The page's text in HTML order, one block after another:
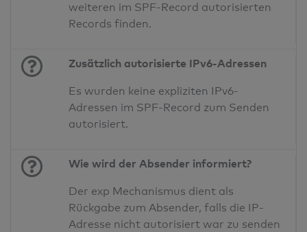
weiteren im SPF-Record autorisierten
Records finden.
Zusätzlich autorisierte IPv6-Adressen
Es wurden keine expliziten IPv6-
Adressen im SPF-Record zum Senden
autorisiert.
Wie wird der Absender informiert?
Der exp Mechanismus dient als
Rückgabe zum Absender, falls die IP-
Adresse nicht autorisiert war zu senden